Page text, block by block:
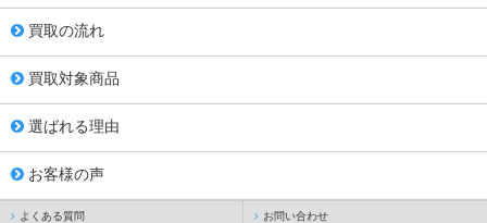
買取の流れ
買取対象商品
選ばれる理由
お客様の声
よくある質問 お問い合わせ